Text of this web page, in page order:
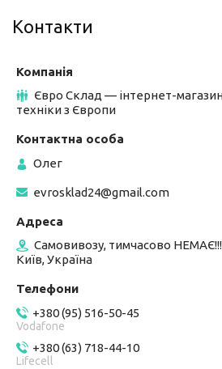
Контакти
Євро Склад — інтернет-
техніки з Європи
Олег
evrosklad24@gmail.com
Самовивозу, тимчасово
Київ, Україна
+380 (95) 516-50-45
Vodafone
+380 (63) 718-44-10
Lifecell